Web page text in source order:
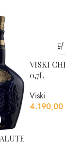
VISKI
0,7L
Viski
4.190,00